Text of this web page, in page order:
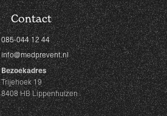
Contact
085-044 12 44
info@medprevent.nl
Bezoekadres
Trijehoek 19
8408 HB Lippenhuizen